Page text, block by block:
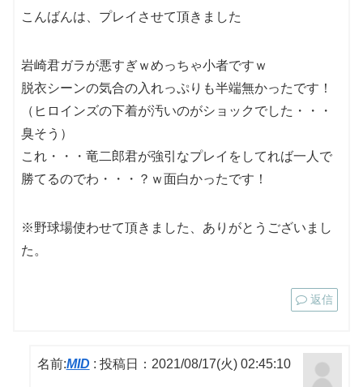
こんばんは、プレイさせて頂きました
岩崎君ガラが悪すぎｗめっちゃ小者ですｗ
脱衣シーンの気合の入れっぷりも半端無かったです！
（ヒロインズの下着が汚いのがショックでした・・・
臭そう）
これ・・・竜二郎君が強引なプレイをしてれば一人で
勝てるのでわ・・・？ｗ面白かったです！
※野球場使わせて頂きました、ありがとうございまし
た。
返信
名前:MID : 投稿日：2021/08/17(火) 02:45:10